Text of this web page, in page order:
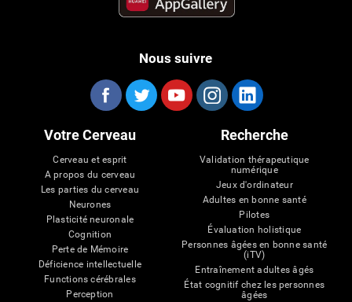
Nous suivre
Votre Cerveau
Cerveau et esprit
A propos du cerveau
Les parties du cerveau
Neurones
Plasticité neuronale
Cognition
Perte de Mémoire
Déficience intellectuelle
Functions cérébrales
Perception
Recherche
Validation thérapeutique
numérique
Jeux d'ordinateur
Adultes en bonne santé
Pilotes
Évaluation holistique
Personnes âgées en bonne santé
(iTV)
Entraînement adultes âgés
État cognitif chez les personnes
âgées